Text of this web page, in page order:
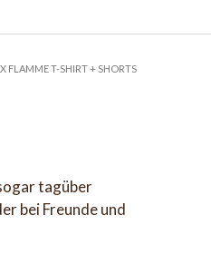
FLAMME T-SHIRT + SHORTS
tagüber
bei Freunde und